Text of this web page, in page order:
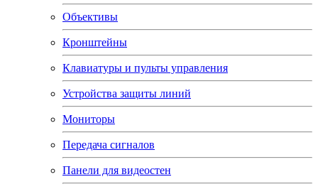
Объективы
Кронштейны
Клавиатуры и пульты управления
Устройства защиты линий
Мониторы
Передача сигналов
Панели для видеостен